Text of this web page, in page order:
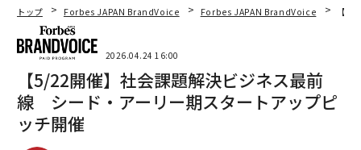
トップ Forbes JAPAN BrandVoice Forbes JAPAN BrandVoice 【5/
2026.04.24 16:00
【5/22開催】社会課題解決ビジネス最前
線 シード・アーリー期スタートアップピ
ッチ開催